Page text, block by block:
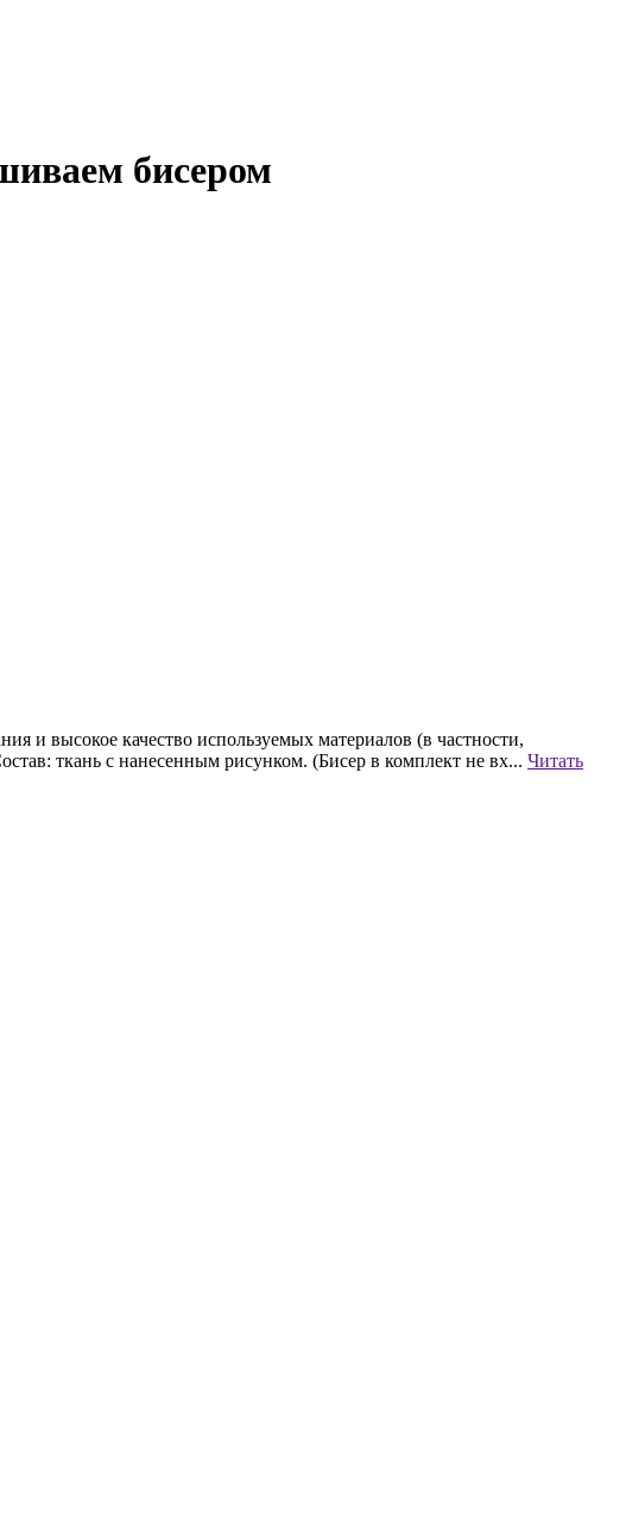
бисером
и высокое качество используемых материалов (в частности,
ткань с нанесенным рисунком. (Бисер в комплект не вх... Читать